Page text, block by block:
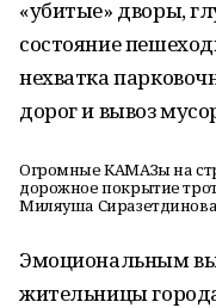
«убитые» дворы,
состояние
нехватка
дорог и вывоз
Огромные КАМАЗы на
дорожное покрытие
Миляуша
Эмоциональным
жительницы